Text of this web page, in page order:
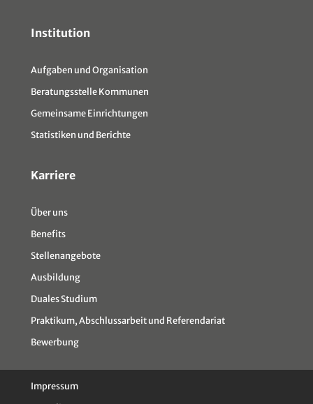
Institution
Aufgaben und Organisation
Beratungsstelle Kommunen
Gemeinsame Einrichtungen
Statistiken und Berichte
Karriere
Über uns
Benefits
Stellenangebote
Ausbildung
Duales Studium
Praktikum, Abschlussarbeit und Referendariat
Bewerbung
Impressum